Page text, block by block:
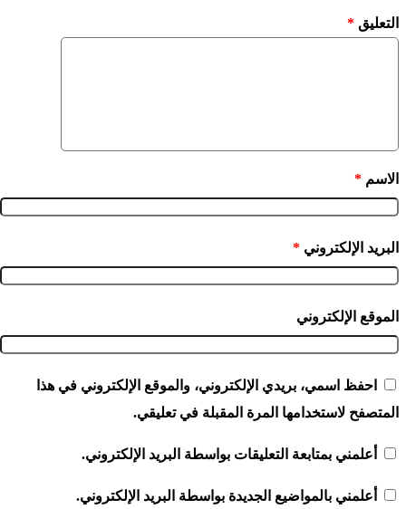
التعليق *
الاسم *
البريد الإلكتروني *
الموقع الإلكتروني
احفظ اسمي، بريدي الإلكتروني، والموقع الإلكتروني في هذا
المتصفح لاستخدامها المرة المقبلة في تعليقي.
أعلمني بمتابعة التعليقات بواسطة البريد الإلكتروني.
أعلمني بالمواضيع الجديدة بواسطة البريد الإلكتروني.